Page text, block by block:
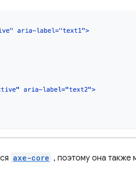
axe-core , поэтому она также